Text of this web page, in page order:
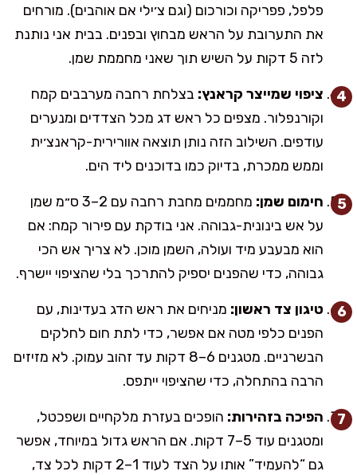
פלפל, פפריקה וכורכום (וגם צ׳ילי אם אוהבים). מורחים
את התערובת על הראש מבחוץ ובפנים. בבית אני נותנת
לזה 5 דקות על השיש תוך שאני מחממת שמן.
ציפוי שמייצר קראנץ: בצלחת רחבה מערבבים קמח
וקורנפלור. מצפים כל ראש דג מכל הצדדים ומנערים
עודפים. השילוב הזה נותן תוצאה אוורירית-קראנצ׳ית
וממש ממכרת, בדיוק כמו בדוכנים ליד הים.
חימום שמן:
מחממים מחבת רחבה עם 2–3 ס״מ שמן
על אש בינונית-גבוהה. אני בודקת עם פירור קמח: אם
הוא מבעבע מיד ועולה, השמן מוכן. לא צריך אש הכי
גבוהה, כדי שהפנים יספיק להתרכך בלי שהציפוי יישרף.
טיגון צד ראשון: מניחים את ראש הדג בעדינות, עם
הפנים כלפי מטה אם אפשר, כדי לתת חום לחלקים
הבשרניים. מטגנים 6–8 דקות עד זהוב עמוק. לא מזיזים
הרבה בהתחלה, כדי שהציפוי ייתפס.
הפיכה בזהירות: הופכים בעזרת מלקחיים ושפכטל,
ומטגנים עוד 5–7 דקות. אם הראש גדול במיוחד, אפשר
גם “להעמיד” אותו על הצד לעוד 1–2 דקות לכל צד,